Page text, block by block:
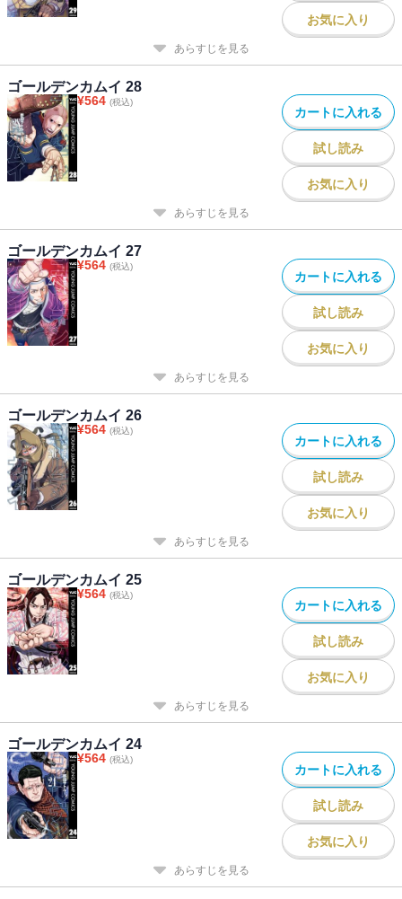
お気に入り
あらすじを見る
ゴールデンカムイ 28
¥564 (税込)
カートに入れる
試し読み
お気に入り
あらすじを見る
ゴールデンカムイ 27
¥564 (税込)
カートに入れる
試し読み
お気に入り
あらすじを見る
ゴールデンカムイ 26
¥564 (税込)
カートに入れる
試し読み
お気に入り
あらすじを見る
ゴールデンカムイ 25
¥564 (税込)
カートに入れる
試し読み
お気に入り
あらすじを見る
ゴールデンカムイ 24
¥564 (税込)
カートに入れる
試し読み
お気に入り
あらすじを見る